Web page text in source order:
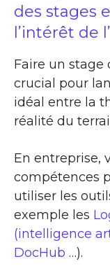
des stages
l’intérêt de
Faire un stage
crucial pour
idéal entre la
réalité du
En entreprise,
compétences
utiliser les
exemple les
(intelligence
DocHub …).